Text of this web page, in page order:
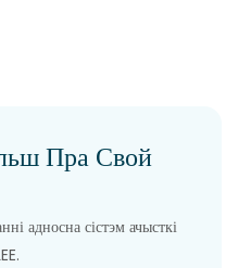
Пра Свой
адносна сістэм ачысткі